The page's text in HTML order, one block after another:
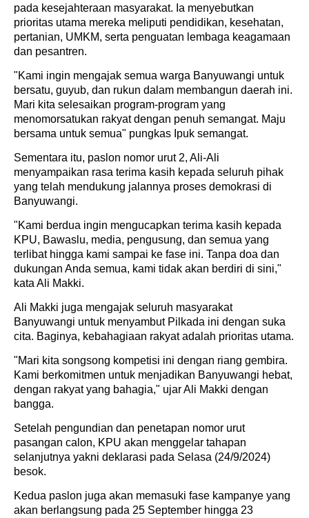
pada kesejahteraan masyarakat. Ia menyebutkan
prioritas utama mereka meliputi pendidikan, kesehatan,
pertanian, UMKM, serta penguatan lembaga keagamaan
dan pesantren.
"Kami ingin mengajak semua warga Banyuwangi untuk
bersatu, guyub, dan rukun dalam membangun daerah ini.
Mari kita selesaikan program-program yang
menomorsatukan rakyat dengan penuh semangat. Maju
bersama untuk semua" pungkas Ipuk semangat.
Sementara itu, paslon nomor urut 2, Ali-Ali
menyampaikan rasa terima kasih kepada seluruh pihak
yang telah mendukung jalannya proses demokrasi di
Banyuwangi.
"Kami berdua ingin mengucapkan terima kasih kepada
KPU, Bawaslu, media, pengusung, dan semua yang
terlibat hingga kami sampai ke fase ini. Tanpa doa dan
dukungan Anda semua, kami tidak akan berdiri di sini,"
kata Ali Makki.
Ali Makki juga mengajak seluruh masyarakat
Banyuwangi untuk menyambut Pilkada ini dengan suka
cita. Baginya, kebahagiaan rakyat adalah prioritas utama.
"Mari kita songsong kompetisi ini dengan riang gembira.
Kami berkomitmen untuk menjadikan Banyuwangi hebat,
dengan rakyat yang bahagia," ujar Ali Makki dengan
bangga.
Setelah pengundian dan penetapan nomor urut
pasangan calon, KPU akan menggelar tahapan
selanjutnya yakni deklarasi pada Selasa (24/9/2024)
besok.
Kedua paslon juga akan memasuki fase kampanye yang
akan berlangsung pada 25 September hingga 23